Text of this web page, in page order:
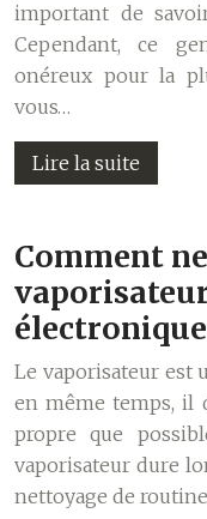
important de
Cependant, ce
onéreux pour la
vous…
Lire la suite
Comment
Le vaporisateur est
en même temps, il
propre que
vaporisateur dure
nettoyage de